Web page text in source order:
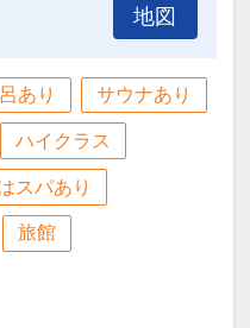
地図
あり サウナあり
ハイクラス
スパあり
旅館